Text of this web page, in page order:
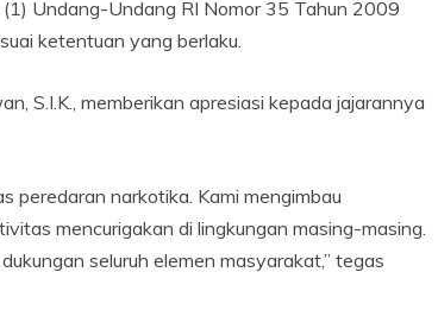
Undang-Undang RI Nomor 35 Tahun 2009
ketentuan yang berlaku.
S.I.K., memberikan apresiasi kepada jajarannya
peredaran narkotika. Kami mengimbau
mencurigakan di lingkungan masing-masing.
seluruh elemen masyarakat,” tegas